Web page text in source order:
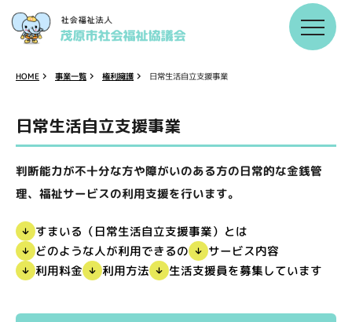
HOME 事業一覧 権利擁護 日常生活自立支援事業
日常生活自立支援事業
判断能力が不十分な方や障がいのある方の日常的な金銭管
理、福祉サービスの利用支援を行います。
すまいる（日常生活自立支援事業）とは
どのような人が利用できるの サービス内容
利用料金 利用方法 生活支援員を募集しています